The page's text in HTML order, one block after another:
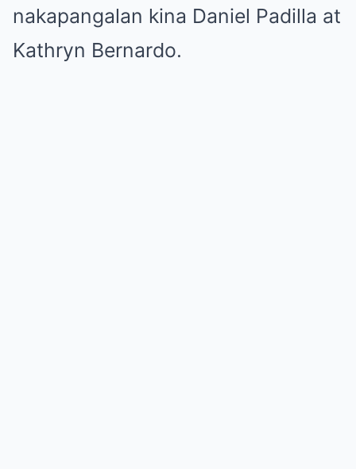
nakapangalan kina Daniel Padilla at
Kathryn Bernardo.